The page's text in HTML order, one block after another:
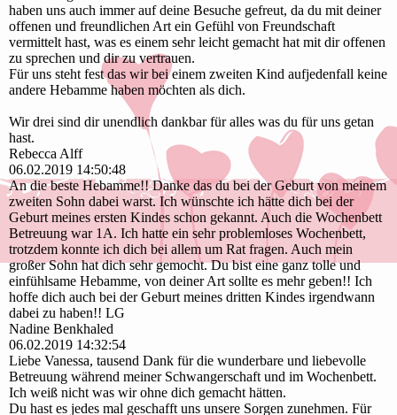
haben uns auch immer auf deine Besuche gefreut, da du mit deiner
offenen und freundlichen Art ein Gefühl von Freundschaft
vermittelt hast, was es einem sehr leicht gemacht hat mit dir offenen
zu sprechen und dir zu vertrauen.
Für uns steht fest das wir bei einem zweiten Kind aufjedenfall keine
andere Hebamme haben möchten als dich.
Wir drei sind dir unendlich dankbar für alles was du für uns getan
hast.
Rebecca Alff
06.02.2019 14:50:48
An die beste Hebamme!! Danke das du bei der Geburt von meinem
zweiten Sohn dabei warst. Ich wünschte ich hätte dich bei der
Geburt meines ersten Kindes schon gekannt. Auch die Wochenbett
Betreuung war 1A. Ich hatte ein sehr problemloses Wochenbett,
trotzdem konnte ich dich bei allem um Rat fragen. Auch mein
großer Sohn hat dich sehr gemocht. Du bist eine ganz tolle und
einfühlsame Hebamme, von deiner Art sollte es mehr geben!! Ich
hoffe dich auch bei der Geburt meines dritten Kindes irgendwann
dabei zu haben!! LG
Nadine Benkhaled
06.02.2019 14:32:54
Liebe Vanessa, tausend Dank für die wunderbare und liebevolle
Betreuung während meiner Schwangerschaft und im Wochenbett.
Ich weiß nicht was wir ohne dich gemacht hätten.
Du hast es jedes mal geschafft uns unsere Sorgen zunehmen. Für